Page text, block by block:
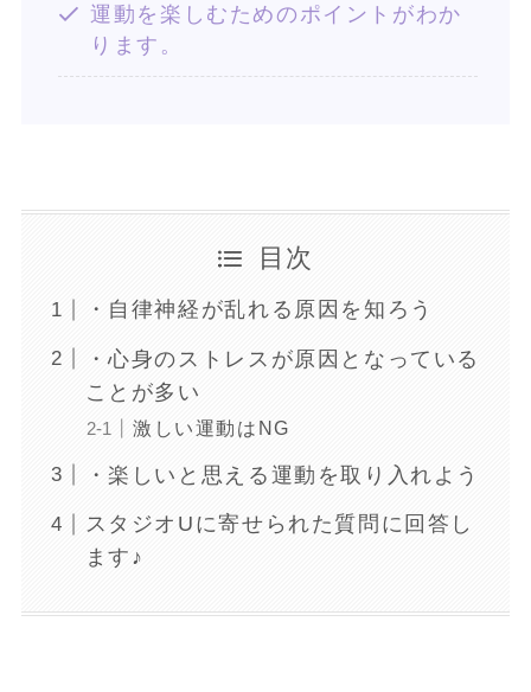
運動を楽しむためのポイントがわか
ります。
目次
・自律神経が乱れる原因を知ろう
・心身のストレスが原因となっている
ことが多い
激しい運動はNG
・楽しいと思える運動を取り入れよう
スタジオUに寄せられた質問に回答し
ます♪